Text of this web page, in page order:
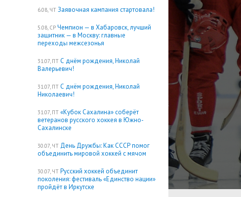
6.08, ЧТ Заявочная кампания стартовала!
5.08, СР Чемпион — в Хабаровск, лучший
защитник — в Москву: главные
переходы межсезонья
31.07, ПТ С днём рождения, Николай
Валерьевич!
31.07, ПТ С днём рождения, Николай
Николаевич!
31.07, ПТ «Кубок Сахалина» соберёт
ветеранов русского хоккея в Южно-
Сахалинске
30.07, ЧТ День Дружбы: Как СССР помог
объединить мировой хоккей с мячом
30.07, ЧТ Русский хоккей объединит
поколения: фестиваль «Единство нации»
пройдёт в Иркутске